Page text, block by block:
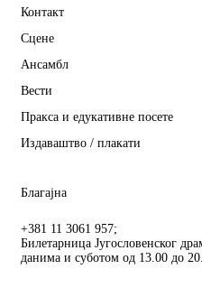
Контакт
Сцене
Ансамбл
Вести
Пракса и едукативне посете
Издаваштво / плакати
Благајна
+381 11 3061 957;
Билетарница Југословенског
данима и суботом од 13.00 до